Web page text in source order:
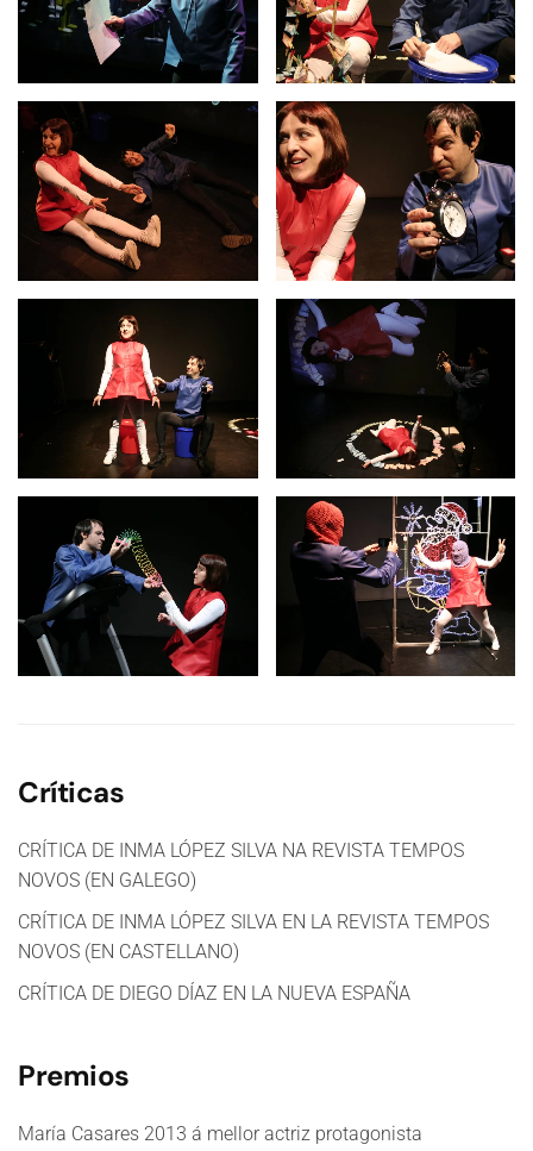
Críticas
CRÍTICA DE INMA LÓPEZ SILVA NA REVISTA TEMPOS
NOVOS (EN GALEGO)
CRÍTICA DE INMA LÓPEZ SILVA EN LA REVISTA TEMPOS
NOVOS (EN CASTELLANO)
CRÍTICA DE DIEGO DÍAZ EN LA NUEVA ESPAÑA
Premios
María Casares 2013 á mellor actriz protagonista